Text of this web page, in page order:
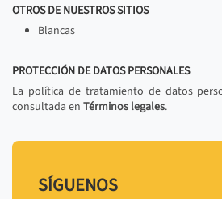
OTROS DE NUESTROS SITIOS
Blancas
PROTECCIÓN DE DATOS PERSONALES
La política de tratamiento de datos
consultada en Términos legales.
SÍGUENOS